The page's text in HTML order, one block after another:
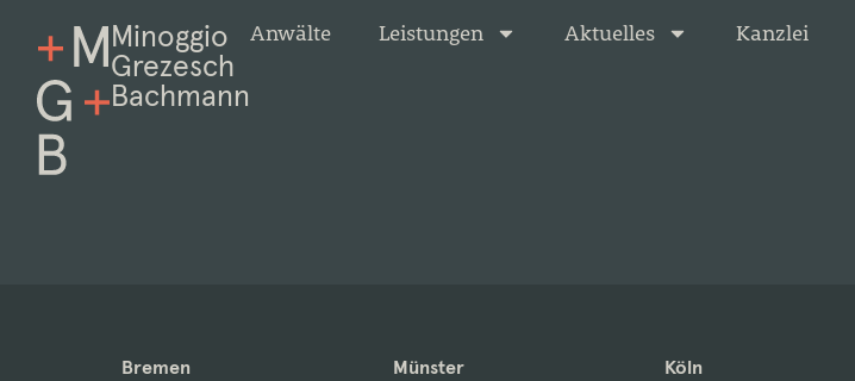
Minoggio
Grezesch
Bachmann
Anwälte Leistungen Aktuelles Kanzlei
Bremen
Münster
Köln